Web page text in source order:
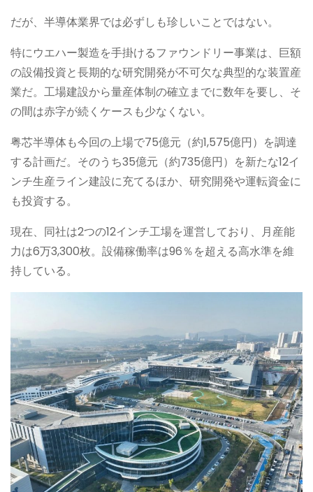
だが、半導体業界では必ずしも珍しいことではない。
特にウエハー製造を手掛けるファウンドリー事業は、巨額
の設備投資と長期的な研究開発が不可欠な典型的な装置産
業だ。工場建設から量産体制の確立までに数年を要し、そ
の間は赤字が続くケースも少なくない。
粤芯半導体も今回の上場で75億元（約1,575億円）を調達
する計画だ。そのうち35億元（約735億円）を新たな12イ
ンチ生産ライン建設に充てるほか、研究開発や運転資金に
も投資する。
現在、同社は2つの12インチ工場を運営しており、月産能
力は6万3,300枚。設備稼働率は96％を超える高水準を維
持している。